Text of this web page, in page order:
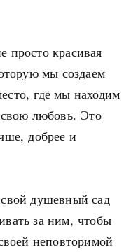
просто красивая
мы создаем
где мы находим
свою любовь. Это
добрее и
душевный сад
за ним, чтобы
неповторимой